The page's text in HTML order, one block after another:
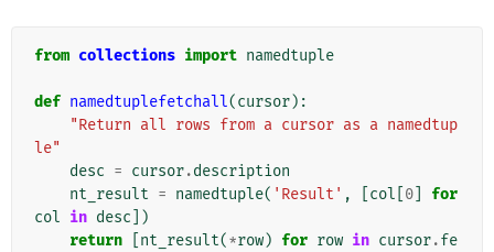
from collections import namedtuple
def namedtuplefetchall(cursor):
"Return all rows from a cursor as a namedtup
le"
desc = cursor.description
nt_result = namedtuple( 'Result' , col 0
for
col in desc ])
return
nt_result(*row) for row in cursor.fe